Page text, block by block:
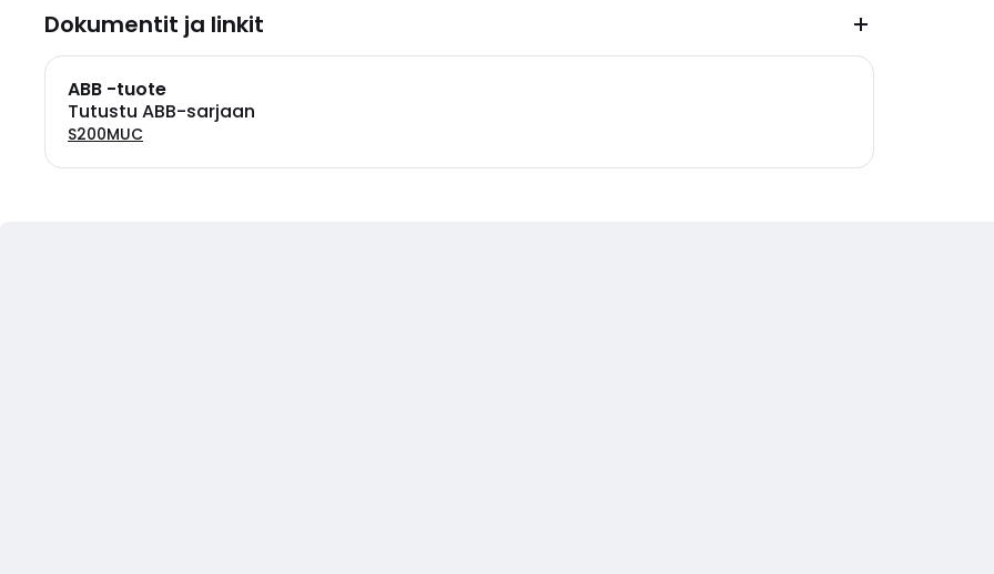
Dokumentit ja linkit
ABB -tuote
Tutustu ABB-sarjaan
S200MUC